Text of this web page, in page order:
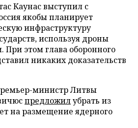
Каунас выступил с
якобы планирует
инфраструктуру
используя дроны
При этом глава оборонного
никаких доказательств
министр Литвы
предложилубрать из
на размещение ядерного